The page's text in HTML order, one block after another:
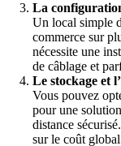
La
Un local simple
commerce sur
nécessite une
de câblage et
Le stockage et
Vous pouvez
pour une
distance
sur le coût